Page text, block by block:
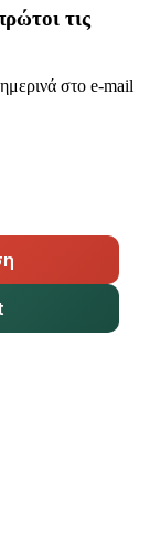
τις
στο e-mail